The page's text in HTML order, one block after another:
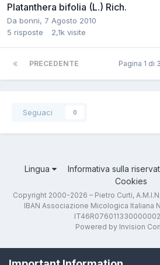
Platanthera bifolia (L.) Rich.
Da bonni, 7 Agosto 2010
5 risposte 2,1k visite
PRECEDENTE Pagina 1 di 3
Seguaci 0
Lingua Informativa sulla
Cookies
Copyright 2000-2026 – Pietro Curti,
IBAN Associazione Micologica Italiana
Powered by Invision